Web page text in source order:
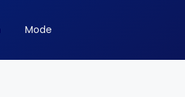
Mode